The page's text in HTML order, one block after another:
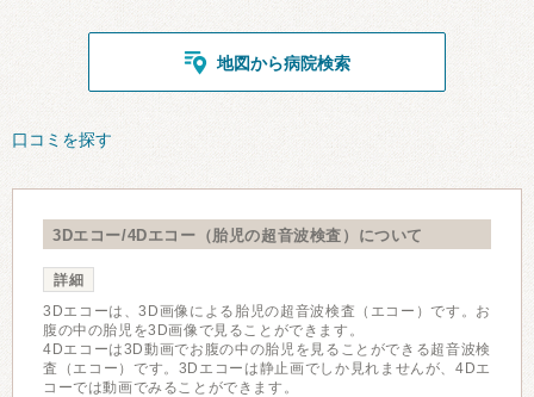
地図から病院検索
口コミを探す
3Dエコー/4Dエコー（胎児の超音波検査）について
詳細
3Dエコーは、3D画像による胎児の超音波検査（エコー）です。お
腹の中の胎児を3D画像で見ることができます。
4Dエコーは3D動画でお腹の中の胎児を見ることができる超音波検
査（エコー）です。3Dエコーは静止画でしか見れませんが、4Dエ
コーでは動画でみることができます。